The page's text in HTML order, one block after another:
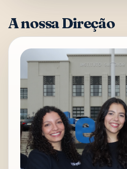
A nossa Direção